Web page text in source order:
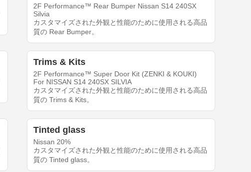
2F Performance™ Rear Bumper Nissan S14 240SX
Silvia
カスタマイズされた外観と性能のために使用される高品
質の Rear Bumper。
Trims & Kits
2F Performance™ Super Door Kit (ZENKI & KOUKI)
For NISSAN S14 240SX SILVIA
カスタマイズされた外観と性能のために使用される高品
質の Trims & Kits。
Tinted glass
Nissan 20%
カスタマイズされた外観と性能のために使用される高品
質の Tinted glass。